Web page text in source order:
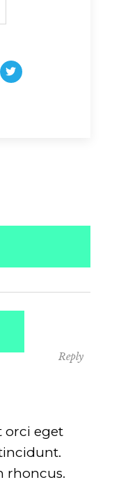
Reply
orci eget
rhoncus.